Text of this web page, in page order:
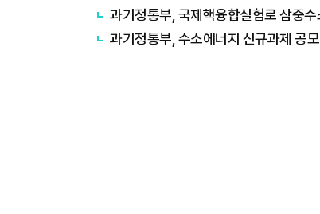
과기정통부, 국제핵융합실험로 삼중
과기정통부, 수소에너지 신규과제 공